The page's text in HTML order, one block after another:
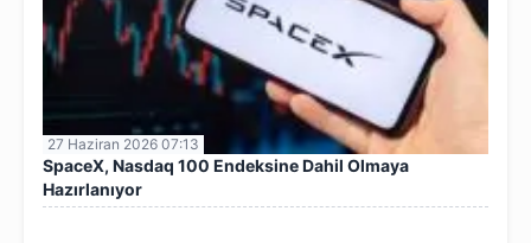
27 Haziran 2026 07:13
SpaceX, Nasdaq 100 Endeksine Dahil Olmaya
Hazırlanıyor